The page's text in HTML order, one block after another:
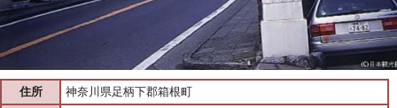
住所
神奈川県足柄下郡箱根町